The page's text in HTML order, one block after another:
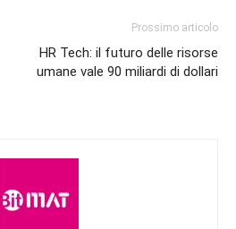
Prossimo articolo
HR Tech: il futuro delle risorse
umane vale 90 miliardi di dollari